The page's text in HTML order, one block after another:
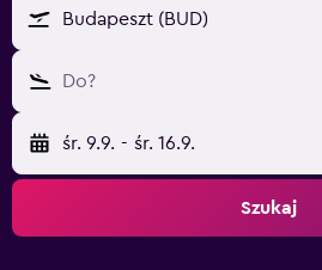
Budapeszt (BUD)
Do?
śr. 9.9. - śr. 16.9.
Szukaj